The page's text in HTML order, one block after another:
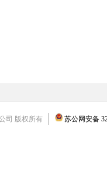
司 版权所有 苏公网安备